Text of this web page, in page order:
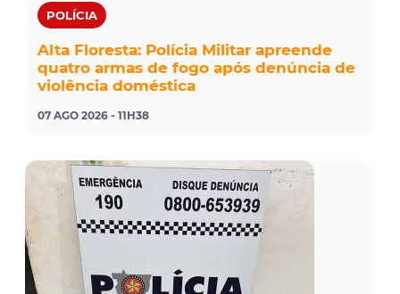
POLÍCIA
Alta Floresta: Polícia Militar apreende
quatro armas de fogo após denúncia de
violência doméstica
07 AGO 2026 - 11H38